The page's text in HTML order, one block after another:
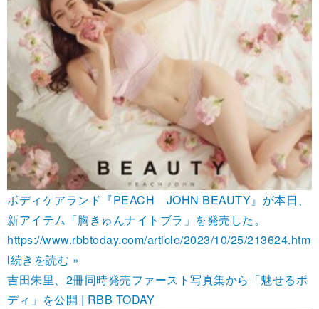
ボディケアランド『PEACH JOHN BEAUTY』が本日、
新アイテム「胸きゅんナイトブラ」を発売した。
https://www.rbbtoday.com/article/2023/10/25/213624.htm
l続きを読む »
吉田朱里、2冊同時発売ファースト写真集から「魅せるボ
ディ」を公開 | RBB TODAY